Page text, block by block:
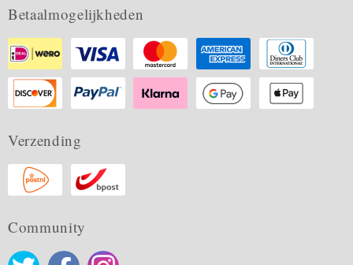
Betaalmogelijkheden
Verzending
Community